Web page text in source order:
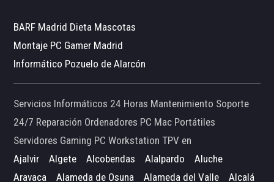
BARF Madrid Dieta Mascotas
Montaje PC Gamer Madrid
Informático Pozuelo de Alarcón
Servicios Informáticos 24 Horas Mantenimiento Soporte
24/7 Reparación Ordenadores PC Mac Portátiles
Servidores Gaming PC Workstation TPV en
Ajalvir
Algete Alcobendas Alalpardo
Aluche
Aravaca
Alameda de Osuna Alameda del Valle
Alcalá